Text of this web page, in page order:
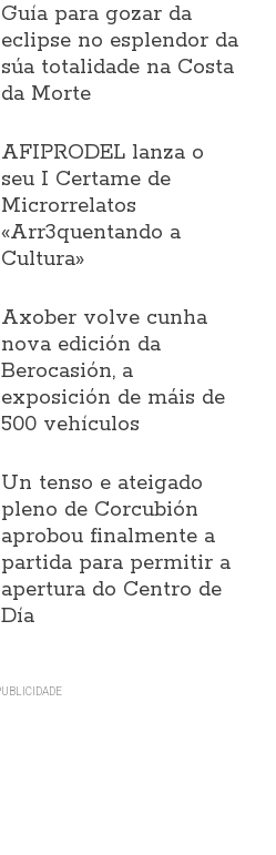
Guía para gozar da
eclipse no esplendor da
súa totalidade na Costa
da Morte
AFIPRODEL lanza o
seu I Certame de
Microrrelatos
«Arr3quentando a
Cultura»
Axober volve cunha
nova edición da
Berocasión, a
exposición de máis de
500 vehículos
Un tenso e ateigado
pleno de Corcubión
aprobou finalmente a
partida para permitir a
apertura do Centro de
Día